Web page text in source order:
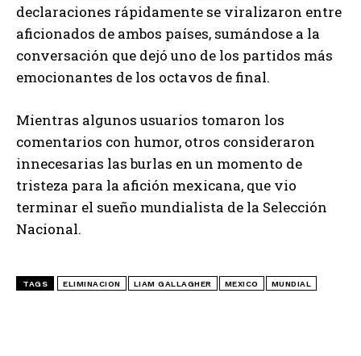
declaraciones rápidamente se viralizaron entre
aficionados de ambos países, sumándose a la
conversación que dejó uno de los partidos más
emocionantes de los octavos de final.
Mientras algunos usuarios tomaron los
comentarios con humor, otros consideraron
innecesarias las burlas en un momento de
tristeza para la afición mexicana, que vio
terminar el sueño mundialista de la Selección
Nacional.
TAGS ELIMINACION LIAM GALLAGHER MEXICO MUNDIAL